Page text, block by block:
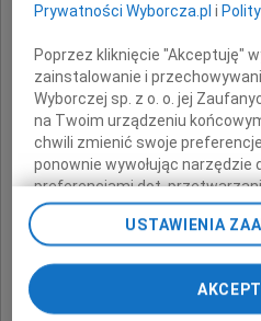
odbędzie się
od bramy
O czym
Prywatności Wyborcza.pl i
Poprzez kliknięcie "Akceptuję"
zainstalowanie i
Wyborczej sp. z o. o. jej
na Twoim urządzeniu
chwili zmienić swoje
ponownie wywołując narzędzie
preferencjami dot.
odnośnik „Ustawienia
przechodząc do sekcji
Zmiana ustawień plików
pomocą ustawień przeglądarki.
My, nasi Zaufani Partnerzy i
USTAWIENIA